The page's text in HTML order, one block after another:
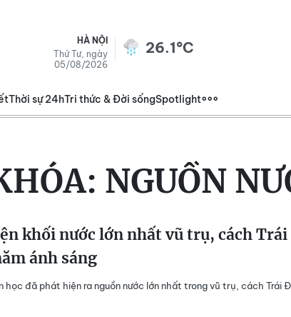
HÀ NỘI
Thứ Tư, ngày
05/08/2026
26.1°C
Thời sự 24hTri thức & Đời sốngSpotlight
NGUỒN
khối nước lớn nhất vũ trụ, cách Trái
ánh sáng
học đã phát hiện ra nguồn nước lớn nhất trong vũ trụ, cách Trái